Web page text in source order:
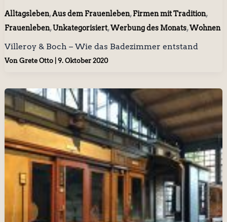
Alltagsleben,Aus dem Frauenleben,Firmen mit Tradition,
Frauenleben,Unkategorisiert,Werbung des Monats,Wohnen
Villeroy & Boch – Wie das Badezimmer entstand
Von Grete Otto 9. Oktober 2020